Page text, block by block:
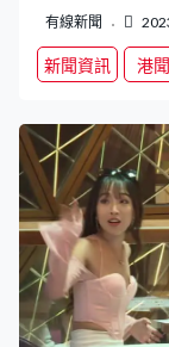
有線新聞
新聞資訊 港聞